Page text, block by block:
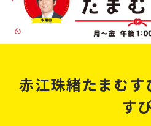
赤江珠緒たまむす
す